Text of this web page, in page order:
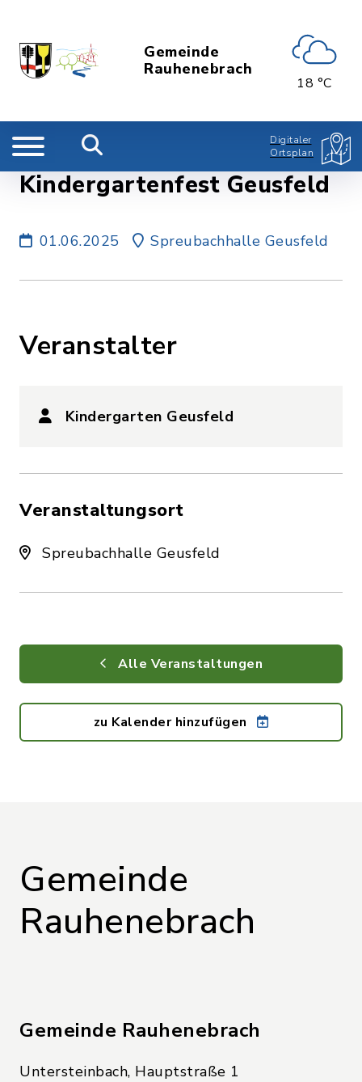
Gemeinde
Rauhenebrach
18 °C
Digitaler
Ortsplan
Kindergartenfest Geusfeld
01.06.2025 Spreubachhalle Geusfeld
Veranstalter
Kindergarten Geusfeld
Veranstaltungsort
Spreubachhalle Geusfeld
Alle Veranstaltungen
zu Kalender hinzufügen
Gemeinde
Rauhenebrach
Gemeinde Rauhenebrach
Untersteinbach, Hauptstraße 1